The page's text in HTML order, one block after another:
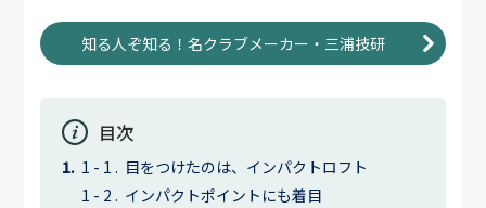
知る人ぞ知る！名クラブメーカー・三浦技研
目次
目をつけたのは、インパクトロフト
インパクトポイントにも着目